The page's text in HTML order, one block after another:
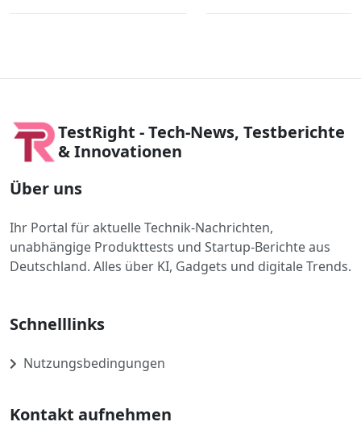
TestRight - Tech-News, Testberichte
& Innovationen
Über uns
Ihr Portal für aktuelle Technik-Nachrichten,
unabhängige Produkttests und Startup-Berichte aus
Deutschland. Alles über KI, Gadgets und digitale Trends.
Schnelllinks
Nutzungsbedingungen
Kontakt aufnehmen